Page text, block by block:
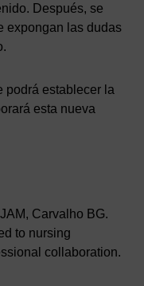
Después, se
expongan las dudas
podrá establecer la
esta nueva
Carvalho BG.
to nursing
collaboration.